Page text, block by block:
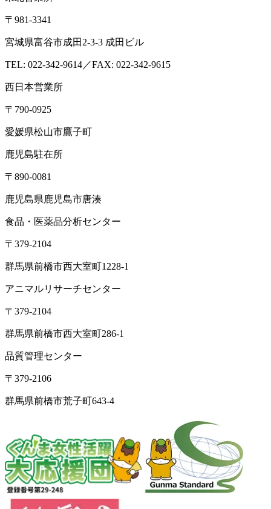
〒981-3341
宮城県富谷市成田2-3-3 成田ビル
TEL: 022-342-9614／FAX: 022-342-9615
西日本営業所
〒790-0925
愛媛県松山市鷹子町
鹿児島駐在所
〒890-0081
鹿児島県鹿児島市唐湊
食品・医薬品分析センター
〒379-2104
群馬県前橋市西大室町1228-1
アニマルリサーチセンター
〒379-2104
群馬県前橋市西大室町286-1
品質管理センター
〒379-2106
群馬県前橋市荒子町643-4